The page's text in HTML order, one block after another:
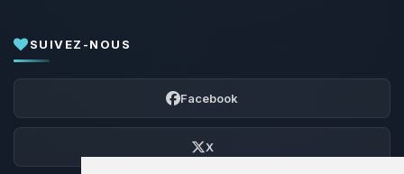
SUIVEZ-NOUS
Facebook
X